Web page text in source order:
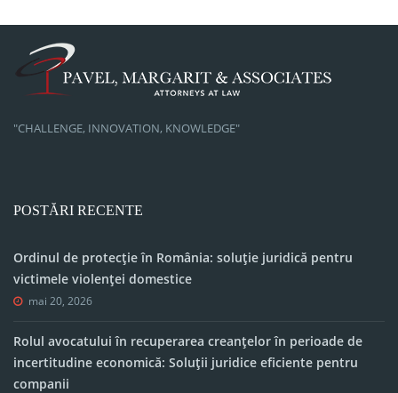
"CHALLENGE, INNOVATION, KNOWLEDGE"
POSTĂRI RECENTE
Ordinul de protecție în România: soluție juridică pentru
victimele violenței domestice
mai 20, 2026
Rolul avocatului în recuperarea creanțelor în perioade de
incertitudine economică: Soluții juridice eficiente pentru
companii